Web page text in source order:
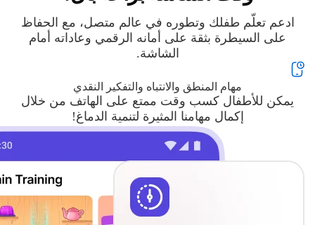
ادعم تعلّم طفلك وتطوره في عالم متصل، مع الحفاظ
على السيطرة بثقة على أمانه الرقمي وعاداته أمام
الشاشة.
مهام المنطق والانتباه والتفكير النقدي
يمكن للأطفال كسب وقت ممتع على الهاتف من خلال
إكمال مهامنا المثيرة لتنمية الدماغ!